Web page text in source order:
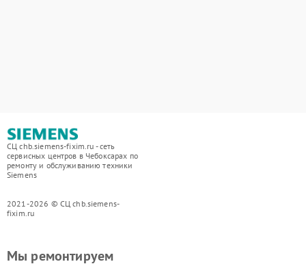
СЦ chb.siemens-fixim.ru - сеть
сервисных центров в Чебоксарах по
ремонту и обслуживанию техники
Siemens
2021-2026 © СЦ chb.siemens-
fixim.ru
Мы ремонтируем